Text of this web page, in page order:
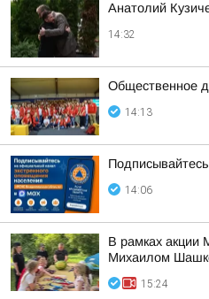
Анатолий
14:32
Общественное
14:13
14:06
В рамках акции
Михаилом
15:24